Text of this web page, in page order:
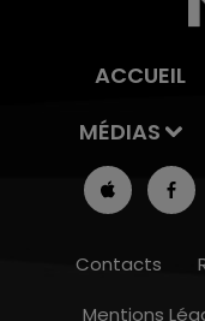
ACCUEIL
MÉDIAS
Contacts
Mentions